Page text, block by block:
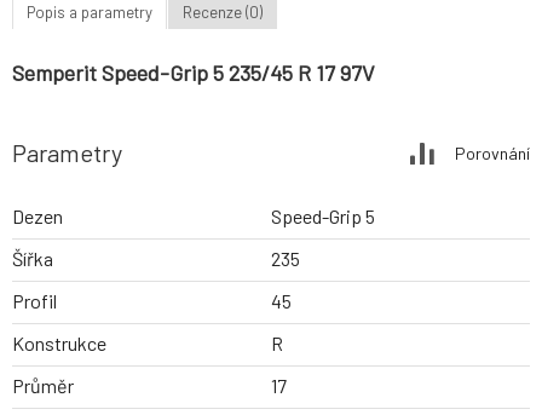
Popis a parametry Recenze (0)
Semperit Speed-Grip 5 235/45 R 17 97V
Parametry Porovnání
Dezen
Speed-Grip 5
Šířka
235
Profil
45
Konstrukce
R
Průměr
17